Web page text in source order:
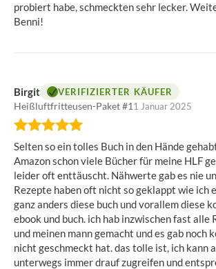
probiert habe, schmeckten sehr lecker.
Benni!
Birgit VERIFIZIERTER KÄUFER
Heißluftfritteusen-Paket #11 Januar 2025
Bewertung:
5
von
5
Sternen
Selten so ein tolles Buch in den Hände
Amazon schon viele Bücher für meine HLF
leider oft enttäuscht. Nähwerte gab es nie
Rezepte haben oft nicht so geklappt wie ich
ganz anders diese buch und vorallem diese
ebook und buch. ich hab inzwischen fast alle
und meinen mann gemacht und es gab noch
nicht geschmeckt hat. das tolle ist, ich kann
unterwegs immer drauf zugreifen und